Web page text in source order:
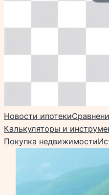
Новости ипотеки
Калькуляторы и
Покупка недвижимости